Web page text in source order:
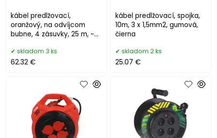
kábel predlžovací,
oranžový, na odvíjcom
bubne, 4 zásuvky, 25 m, ~
skladom 3 ks
62.32 €
kábel predlžovací, spojka,
10m, 3 x 1,5mm2, gumová,
čierna
skladom 2 ks
25.07 €